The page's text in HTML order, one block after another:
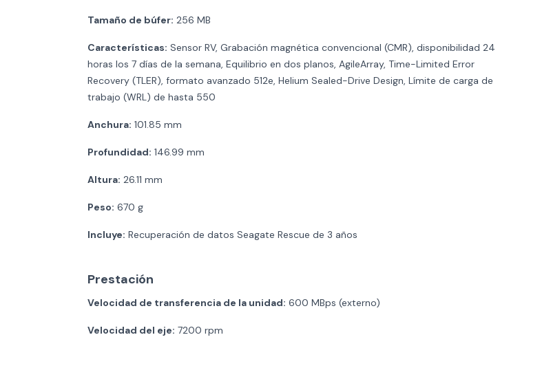
Tamaño de búfer: 256 MB
Características: Sensor RV, Grabación magnética convencional (CMR), disponibilidad 24
horas los 7 días de la semana, Equilibrio en dos planos, AgileArray, Time-Limited Error
Recovery (TLER), formato avanzado 512e, Helium Sealed-Drive Design, Límite de carga de
trabajo (WRL) de hasta 550
Anchura: 101.85 mm
Profundidad: 146.99 mm
Altura: 26.11 mm
Peso: 670 g
Incluye: Recuperación de datos Seagate Rescue de 3 años
Prestación
Velocidad de transferencia de la unidad: 600 MBps (externo)
Velocidad del eje: 7200 rpm